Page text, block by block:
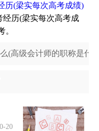
历(梁实每次高考成绩)
历(梁实每次高考成
。
(高级会计师的职称是什
20